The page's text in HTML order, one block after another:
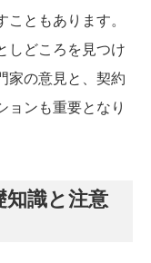
ともあります。
しどころを見つけ
家の意見と、契約
ョンも重要となり
知識と注意